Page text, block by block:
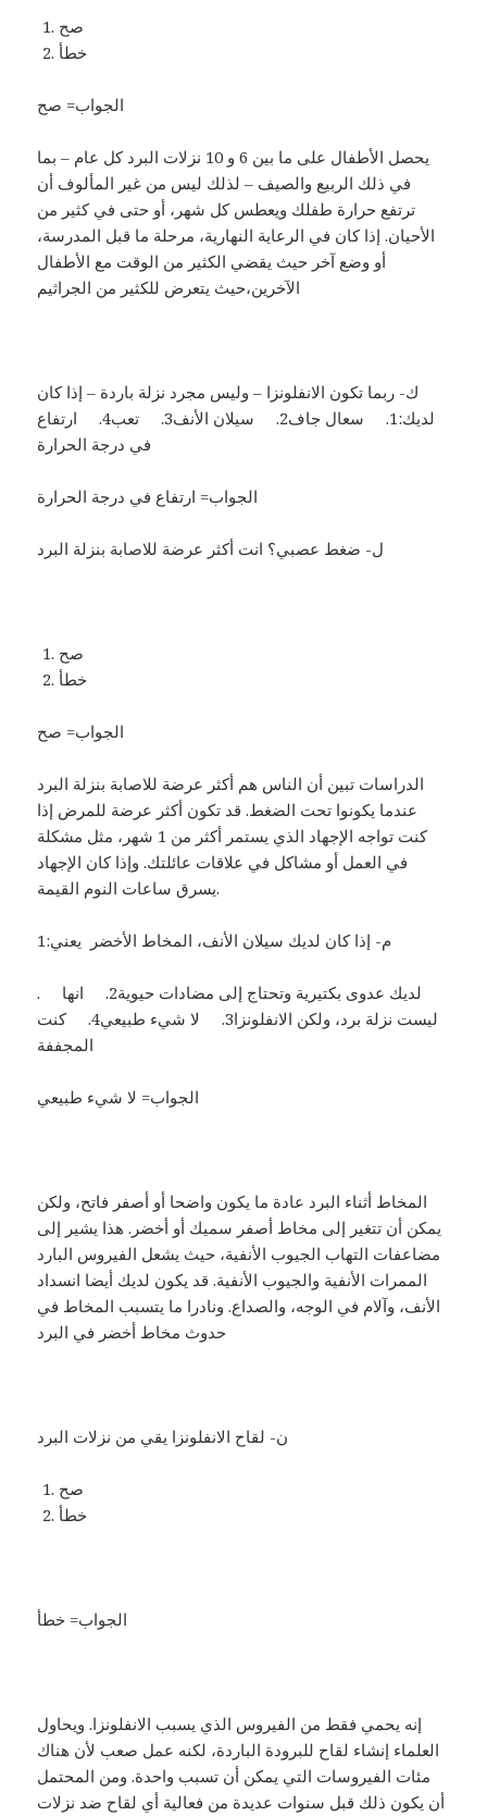
صح
خطأ
الجواب= صح
يحصل الأطفال على ما بين 6 و 10 نزلات البرد كل عام – بما
في ذلك الربيع والصيف – لذلك ليس من غير المألوف أن
ترتفع حرارة طفلك ويعطس كل شهر، أو حتى في كثير من
الأحيان. إذا كان في الرعاية النهارية، مرحلة ما قبل المدرسة،
أو وضع آخر حيث يقضي الكثير من الوقت مع الأطفال
الآخرين،حيث يتعرض للكثير من الجراثيم
ك- ربما تكون الانفلونزا – وليس مجرد نزلة باردة – إذا كان
لديك:1. سعال جاف2. سيلان الأنف3. تعب4. ارتفاع
في درجة الحرارة
الجواب= ارتفاع في درجة الحرارة
ل- ضغط عصبي؟ انت أكثر عرضة للاصابة بنزلة البرد
صح
خطأ
الجواب= صح
الدراسات تبين أن الناس هم أكثر عرضة للاصابة بنزلة البرد
عندما يكونوا تحت الضغط. قد تكون أكثر عرضة للمرض إذا
كنت تواجه الإجهاد الذي يستمر أكثر من 1 شهر، مثل مشكلة
في العمل أو مشاكل في علاقات عائلتك. وإذا كان الإجهاد
يسرق ساعات النوم القيمة.
م- إذا كان لديك سيلان الأنف، المخاط الأخضر يعني:1
. لديك عدوى بكتيرية وتحتاج إلى مضادات حيوية2. انها
ليست نزلة برد، ولكن الانفلونزا3. لا شيء طبيعي4. كنت
المجففة
الجواب= لا شيء طبيعي
المخاط أثناء البرد عادة ما يكون واضحا أو أصفر فاتح، ولكن
يمكن أن تتغير إلى مخاط أصفر سميك أو أخضر. هذا يشير إلى
مضاعفات التهاب الجيوب الأنفية، حيث يشعل الفيروس البارد
الممرات الأنفية والجيوب الأنفية. قد يكون لديك أيضا انسداد
الأنف، وآلام في الوجه، والصداع. ونادرا ما يتسبب المخاط في
حدوث مخاط أخضر في البرد
ن- لقاح الانفلونزا يقي من نزلات البرد
صح
خطأ
الجواب= خطأ
إنه يحمي فقط من الفيروس الذي يسبب الانفلونزا. ويحاول
العلماء إنشاء لقاح للبرودة الباردة، لكنه عمل صعب لأن هناك
مئات الفيروسات التي يمكن أن تسبب واحدة. ومن المحتمل
أن يكون ذلك قبل سنوات عديدة من فعالية أي لقاح ضد نزلات